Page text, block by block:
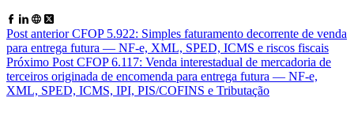
Post anteriorCFOP 5.922: Simples faturamento decorrente de venda
para entrega futura — NF-e, XML, SPED, ICMS e riscos fiscais
Próximo Post CFOP 6.117: Venda interestadual de mercadoria de
terceiros originada de encomenda para entrega futura — NF-e,
XML, SPED, ICMS, IPI, PIS/COFINS e Tributação